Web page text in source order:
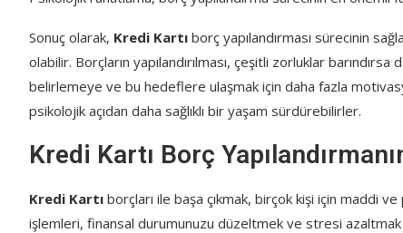
Sonuç olarak, Kredi Kartı borç yapılandırması sürecinin
olabilir. Borçların yapılandırılması, çeşitli zorluklar
belirlemeye ve bu hedeflere ulaşmak için daha fazla
psikolojik açıdan daha sağlıklı bir yaşam sürdürebilirler.
Kredi Kartı Borç
Kredi Kartı borçları ile başa çıkmak, birçok kişi için maddi
işlemleri, finansal durumunuzu düzeltmek ve stresi